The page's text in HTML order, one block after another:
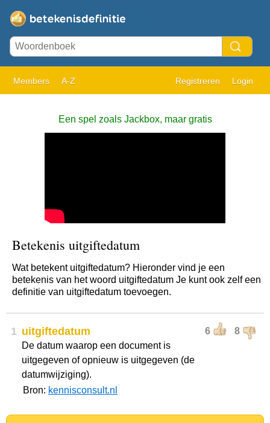
Members A-Z Registreren Login
Een spel zoals Jackbox, maar gratis
Betekenis uitgiftedatum
Wat betekent uitgiftedatum? Hieronder vind je een
betekenis van het woord uitgiftedatum Je kunt ook zelf een
definitie van uitgiftedatum toevoegen.
1 6 8
uitgiftedatum
De datum waarop een document is
uitgegeven of opnieuw is uitgegeven (de
datumwijziging).
Bron: kennisconsult.nl